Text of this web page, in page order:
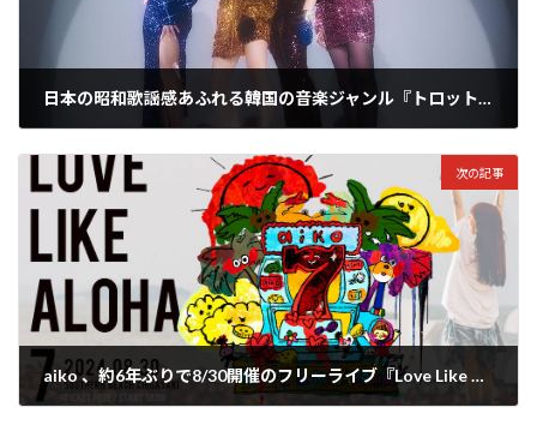
日本の昭和歌謡感あふれる韓国の音楽ジャンル『トロット』から４人組の新人グループ・sisが今秋デビュー決定！ヒャダインがプロデュース
次の記事
aiko 、約6年ぶりで8/30開催のフリーライブ『Love Like Aloha vol.7』の一般申し込みがスタート！予告のライブ映像も公開